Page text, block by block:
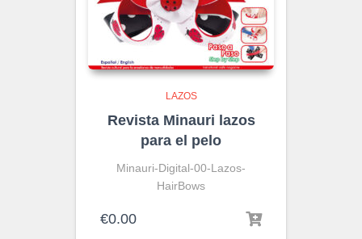
LAZOS
Revista Minauri lazos
para el pelo
Minauri-Digital-00-Lazos-
HairBows
€0.00